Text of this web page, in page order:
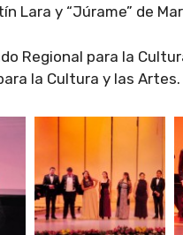
Lara y “Júrame” de
Regional para la
la Cultura y las Artes.